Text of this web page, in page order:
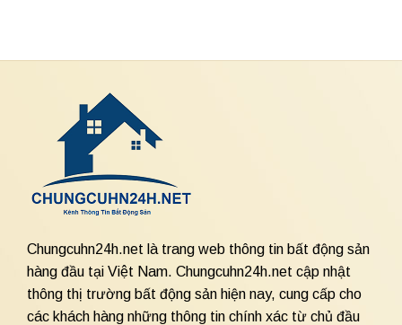
Chungcuhn24h.net là trang web thông tin bất động sản
hàng đầu tại Việt Nam. Chungcuhn24h.net cập nhật
thông thị trường bất động sản hiện nay, cung cấp cho
các khách hàng những thông tin chính xác từ chủ đầu